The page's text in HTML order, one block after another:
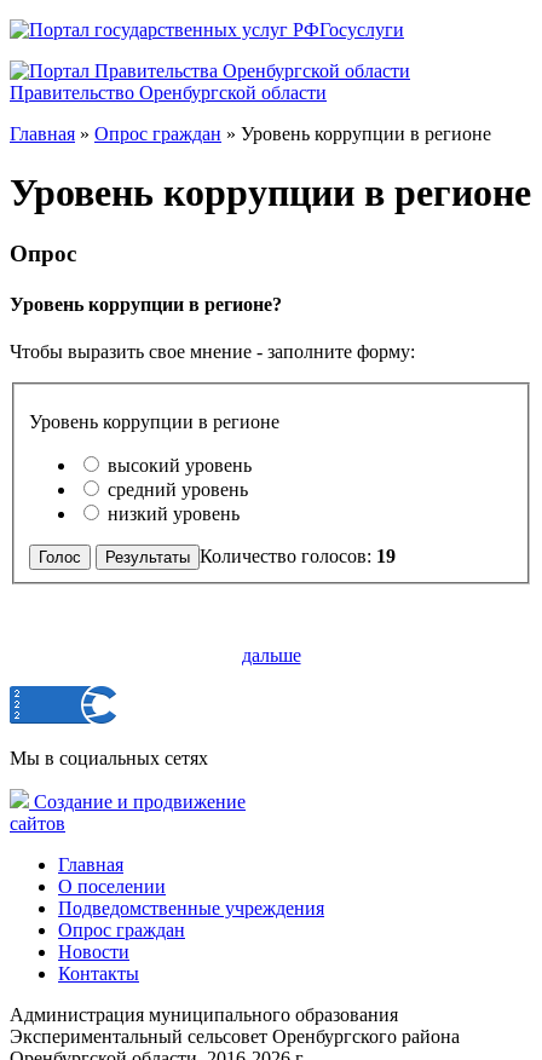
Госуслуги
Правительство Оренбургской области
Главная » Опрос граждан » Уровень коррупции в регионе
Уровень коррупции в регионе
Опрос
Уровень коррупции в регионе?
Чтобы выразить свое мнение - заполните форму:
Уровень коррупции в регионе
высокий уровень
средний уровень
низкий уровень
Количество голосов: 19
дальше
Мы в социальных сетях
Создание и продвижение
сайтов
Главная
О поселении
Подведомственные учреждения
Опрос граждан
Новости
Контакты
Администрация муниципального образования
Экспериментальный сельсовет Оренбургского района